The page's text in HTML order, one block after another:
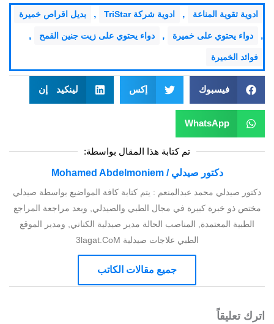
ادوية تقوية المناعة , ادوية شركة TriStar , بديل اقراص خميرة
, دواء يحتوي على خميرة , دواء يحتوي على زيت جنين القمح ,
فوائد الخميرة
فيسبوك إكس لينكيد إن
WhatsApp
تم كتابة هذا المقال بواسطة:
دكتور صيدلي / Mohamed Abdelmoniem
دكتور صيدلي محمد عبدالمنعم : يتم كتابة كافة المواضيع بواسطة صيدلي
مختص ذو خبرة كبيرة في مجال الطبي والصيدلي, وبعد مراجعة المراجع
الطبية المعتمدة, المناصب الحالة مدير صيدلية الكناني, ومدير الموقع
الطبي علاجات صيدلية 3lagat.CoM
جميع مقالات الكاتب
اترك تعليقاً